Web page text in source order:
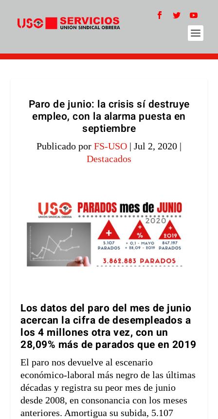
Paro de junio: la crisis sí destruye
empleo, con la alarma puesta en
septiembre
Publicado por FS-USO | Jul 2, 2020 |
Destacados
Los datos del paro del mes de junio
acercan la cifra de desempleados a
los 4 millones otra vez, con un
28,09% más de parados que en 2019
El paro nos devuelve al escenario
económico-laboral más negro de las últimas
décadas y registra su peor mes de junio
desde 2008, en consonancia con los meses
anteriores. Amortigua su subida, 5.107